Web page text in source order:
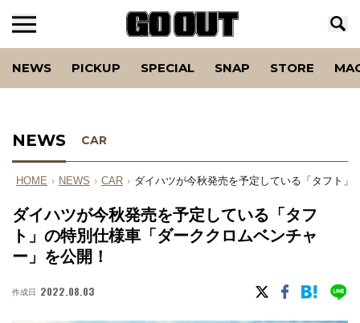
NEWS PICKUP SPECIAL SNAP STORE
NEWS CAR
HOME › NEWS › CAR › ダイハツが今秋発売を予定している「タフト
ダイハツが今秋発売を予定している「タフ
ト」の特別仕様車「ダーククロムベンチャ
ー」を公開！
作成日 2022.08.03